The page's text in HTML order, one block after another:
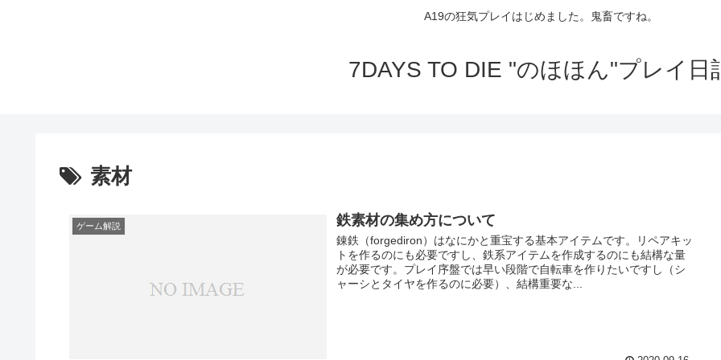
A19の狂気プレイはじめました。鬼畜ですね。
7DAYS TO DIE "のほほん"プレイ日
素材
ゲーム解説 鉄素材の集め方について
錬鉄（forgediron）はなにかと重宝する基本アイテムです。リペアキッ
トを作るのにも必要ですし、鉄系アイテムを作成するのにも結構な量
が必要です。プレイ序盤では早い段階で自転車を作りたいですし（シ
ャーシとタイヤを作るのに必要）、結構重要な...